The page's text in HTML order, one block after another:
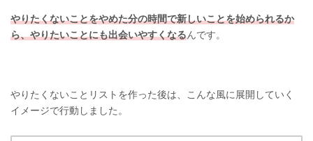
やりたくないことをやめた分の時間で新しいことを始められるか
ら、やりたいことにも出会いやすくなるんです。
やりたくないことリストを作った後は、こんな風に展開していく
イメージで行動しました。